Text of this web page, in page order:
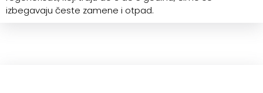
izbegavaju česte zamene i otpad.